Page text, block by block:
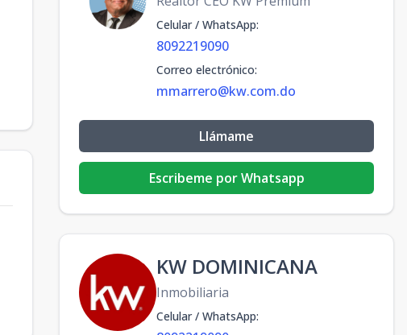
Celular / WhatsApp:
8092219090
Correo electrónico:
mmarrero@kw.com.do
Llámame
Escribeme por Whatsapp
KW DOMINICANA
Inmobiliaria
Celular / WhatsApp: